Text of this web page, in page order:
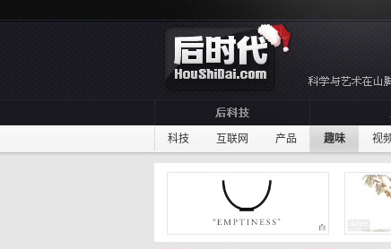
科技 互联网 产品 趣味 视